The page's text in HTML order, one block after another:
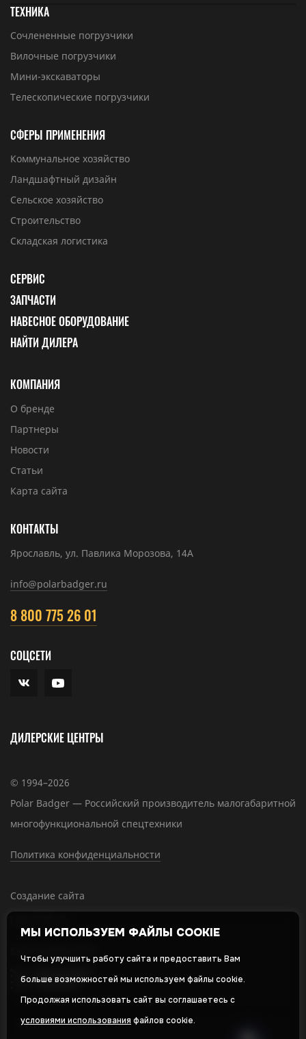
ТЕХНИКА
Сочлененные погрузчики
Вилочные погрузчики
Мини-экскаваторы
Телескопические погрузчики
СФЕРЫ ПРИМЕНЕНИЯ
Коммунальное хозяйство
Ландшафтный дизайн
Сельское хозяйство
Строительство
Складская логистика
СЕРВИС
ЗАПЧАСТИ
НАВЕСНОЕ ОБОРУДОВАНИЕ
НАЙТИ ДИЛЕРА
КОМПАНИЯ
О бренде
Партнеры
Новости
Статьи
Карта сайта
КОНТАКТЫ
Ярославль, ул. Павлика Морозова, 14А
info@polarbadger.ru
8 800 775 26 01
СОЦСЕТИ
ДИЛЕРСКИЕ ЦЕНТРЫ
© 1994–2026
Polar Badger — Российский производитель малогабаритной
многофункциональной спецтехники
Политика конфиденциальности
Создание сайта
МЫ ИСПОЛЬЗУЕМ ФАЙЛЫ COOKIE
Чтобы улучшить работу сайта и предоставить Вам
больше возможностей мы используем файлы cookie.
Продолжая использовать сайт вы соглашаетесь с
условиями использования файлов cookie.